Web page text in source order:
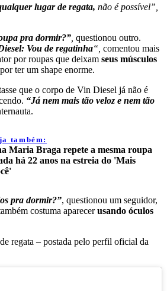
lugar de regata, não é possível”,
pra dormir?” questionou outro.
Vou de regatinha“, comentou mais
por roupas que deixam seus músculos
ter um shape enorme.
que o corpo de Vin Diesel já não é
“Já nem mais tão veloz e nem tão
também:
Maria Braga repete a mesma roupa
há 22 anos na estreia do 'Mais
pra dormir?”, questionou um seguidor,
costuma aparecerusando óculos
regata – postada pelo perfil oficial da